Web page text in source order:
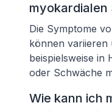
myokardialen
Die Symptome
können variieren
beispielsweise in
oder Schwäche
Wie kann ich